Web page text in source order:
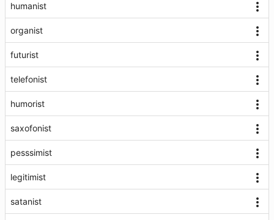
humanist
organist
futurist
telefonist
humorist
saxofonist
pesssimist
legitimist
satanist